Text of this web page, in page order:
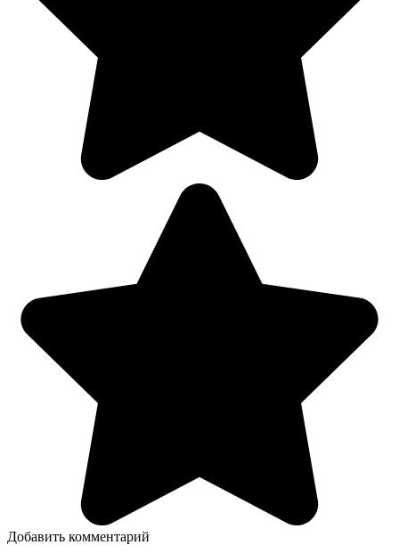
Добавить комментарий